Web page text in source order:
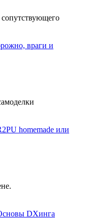
враги и
homemade или
DXинга